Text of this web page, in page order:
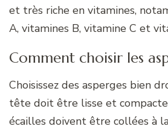
et très riche en vitamines,
A, vitamines B, vitamine C et
Comment choisir les
Choisissez des asperges bien
tête doit être lisse et
écailles doivent être collées à